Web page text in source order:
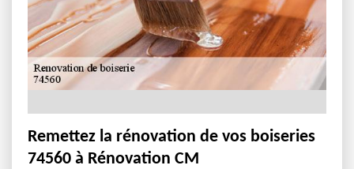
Remettez la rénovation de vos boiseries
74560 à Rénovation CM